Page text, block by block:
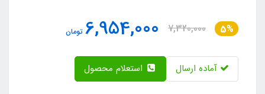
5%
7,320,000
6,954,000 تومان
آماده ارسال